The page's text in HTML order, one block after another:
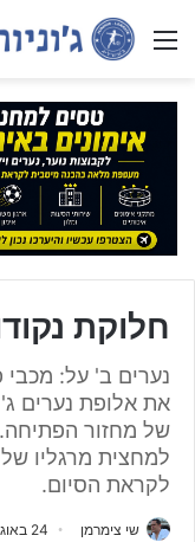
Menu
חלוקת
נערים ב' על:
את אלופת נערים
של מחזור
למחצית מרגליו
לקראת הסיום.
שי צימרמן 24 באוגוסט 2019